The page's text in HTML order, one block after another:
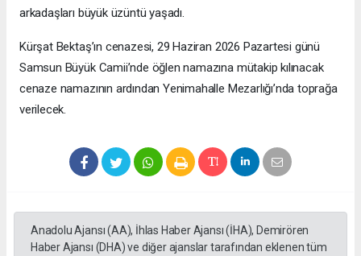
arkadaşları büyük üzüntü yaşadı.
Kürşat Bektaş’ın cenazesi, 29 Haziran 2026 Pazartesi günü
Samsun Büyük Camii’nde öğlen namazına mütakip kılınacak
cenaze namazının ardından Yenimahalle Mezarlığı’nda toprağa
verilecek.
Anadolu Ajansı (AA), İhlas Haber Ajansı (İHA), Demirören
Haber Ajansı (DHA) ve diğer ajanslar tarafından eklenen tüm